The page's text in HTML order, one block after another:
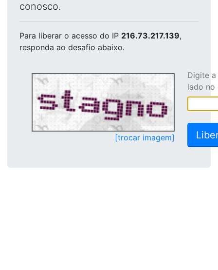
conosco.
Para liberar o acesso do IP 216.73.217.139,
responda ao desafio abaixo.
[trocar imagem]
Digite
lado no